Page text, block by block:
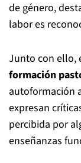
de género,
labor es
Junto con ello,
formación
autoformación
expresan
percibida por
enseñanzas